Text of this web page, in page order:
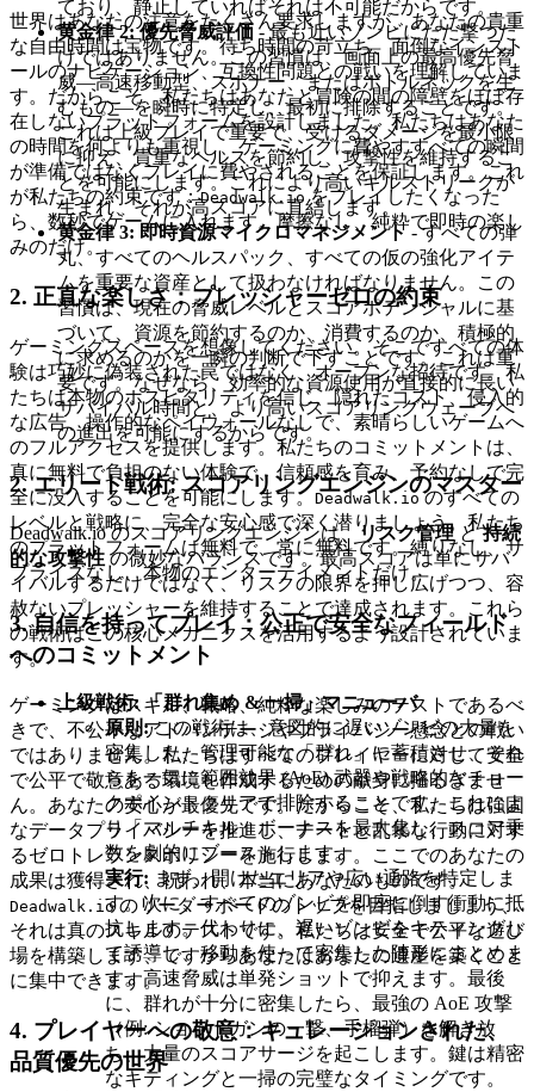
ており、静止していればそれは不可能だからです。
黄金律 2: 優先脅威評価 - 最も近いゾンビにただ撃つだ
けではありません。この習慣は、画面上の最高優先脅
威—高速移動型、スポナー、またはボトルネックを生
むもの—を瞬時に特定し、最初に排除することです。
これは上級プレイで重要で、受けるダメージを最小限
に抑え、貴重なヘルスを節約し、攻撃性を維持するこ
とを可能にします。これにより高いキルストリークが
生まれ、それが高スコアに直結します。
黄金律 3: 即時資源マイクロマネジメント- すべての弾
丸、すべてのヘルスパック、すべての仮の強化アイテ
ムを重要な資産として扱わなければなりません。この
習慣は、現在の脅威レベルとスコアポテンシャルに基
づいて、資源を節約するのか、消費するのか、積極的
に求めるのかを一瞬の判断で下すことです。これは重
要です。なぜなら、効率的な資源使用が直接的に長い
サバイバル時間と、より高いスコアリングウェーブへ
の進出を可能にするからです。
2. エリート戦術: スコアリングエンジンのマスター
Deadwalk.io のスコアリングエンジンは、リスク管理 と持続
的な攻撃性 の微妙なバランスです。最高スコアは単にサバ
イバルするだけではなく、リスクの限界を押し広げつつ、容
赦ないプレッシャーを維持することで達成されます。これら
の戦術はこの核心メカニクスを活用するよう設計されていま
す。
上級戦術: 「群れ集め & 一掃」マニューバ
原則:この戦術は、意図的に遅いゾンビの大量を
密集した、管理可能な「群れ」に蓄積させ、それ
らを一気に範囲効果 (AoE) 武器や戦略的なチョー
クポイントクリアで排除することです。これによ
り「マルチキル」ボーナスを最大化し、スコア乗
数を劇的にブーストします。
実行: まず、開けたエリアや広い通路を特定しま
す。次に、すべてのゾンビを即座に倒す衝動に抵
抗します。代わりに、遅いゾンビをキティングし
て誘導し、移動を使って密集した陣形にまとめま
す。高速脅威は単発ショットで抑えます。最後
に、群れが十分に密集したら、最強の AoE 攻撃
（例: ショットガンの一撃、手榴弾）を解き放
ち、大量のスコアサージを起こします。鍵は精密
なキティングと一掃の完璧なタイミングです。
世界はあなたの注意をたくさん要求しますが、あなたの貴重
な自由時間は宝物です。待ち時間の苛立ち、面倒なインスト
ールのナビゲーション、互換性問題との戦いを理解していま
す。だからこそ、私たちはあなたと冒険の間の障壁をほぼ存
在しないプラットフォームを設計しました。私たちはあなた
の時間を何よりも重視し、ゲーミングに費やすすべての瞬間
が準備ではなくプレイに費やされることを保証します。これ
が私たちの約束です：Deadwalk.io をプレイしたくなった
ら、数秒でゲームに入れます。摩擦なし、純粋で即時の楽し
みのだけ。
2. 正直な楽しさ：プレッシャーゼロの約束
ゲーミングスペースを想像してください。そこですべての体
験は巧妙に偽装された罠ではなく、オープンな招待です。私
たちは本物のホスピタリティを信じ、隠れたコスト、侵入的
な広告、操作的なペイウォールなしで、素晴らしいゲームへ
のフルアクセスを提供します。私たちのコミットメントは、
真に無料で負担のない体験で、信頼感を育み、予約なしで完
全に没入することを可能にします。 Deadwalk.io のすべての
レベルと戦略に、完全な安心感で深く潜りましょう。私たち
のプラットフォームは無料で、常に無料です。縛りなし、サ
プライズなし、本物のエンターテイメントだけ。
3. 自信を持ってプレイ：公正で安全なフィールド
へのコミットメント
ゲーミングはスキル、戦略、純粋な楽しみのテストであるべ
きで、不公平なアドバンテージやプライバシー懸念との戦い
ではありません。私たちはすべてのプレイヤーに対して安全
で公平で敬意ある環境を作成するための献身に揺るぎませ
ん。あなたの安心が最優先です。だからこそ、私たちは強固
なデータプライバシーを推進し、チートと乱暴な行動に対す
るゼロトレランスポリシーを施行します。ここでのあなたの
成果は獲得され、祝われ、本当にあなたのものです。
Deadwalk.ioのリーダーボードのトップを目指しましょう、
それは真のスキルのテストです。私たちは安全で公平な遊び
場を構築します、ですからあなたはあなたの遺産を築くこと
に集中できます。
4. プレイヤーへの敬意：キュレーションされた、
品質優先の世界